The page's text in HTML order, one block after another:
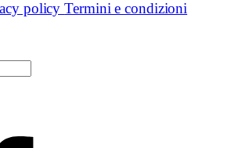
policyTermini e condizioni